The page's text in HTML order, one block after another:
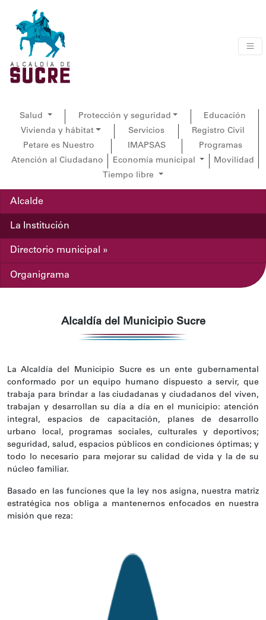
Salud Protección y seguridad
Educación
Vivienda y hábitat
Servicios
Registro Civil
Petare es Nuestro
IMAPSAS
Programas
Atención al Ciudadano
Economía municipal
Movilidad
Tiempo libre
Alcalde
La Institución
Directorio municipal »
Organigrama
Alcaldía del Municipio Sucre
La Alcaldía del Municipio Sucre es un ente gubernamental
conformado por un equipo humano dispuesto a servir, que
trabaja para brindar a las ciudadanas y ciudadanos del viven,
trabajan y desarrollan su día a día en el municipio: atención
integral, espacios de capacitación, planes de desarrollo
urbano local, programas sociales, culturales y deportivos;
seguridad, salud, espacios públicos en condiciones óptimas; y
todo lo necesario para mejorar su calidad de vida y la de su
núcleo familiar.
Basado en las funciones que la ley nos asigna, nuestra matriz
estratégica nos obliga a mantenernos enfocados en nuestra
misión que reza: